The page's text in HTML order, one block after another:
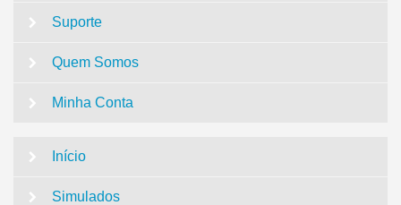
Suporte
Quem Somos
Minha Conta
Início
Simulados